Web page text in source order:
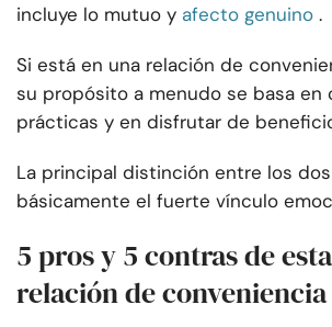
incluye lo mutuo y afecto genuino .
Si está en una relación de
su propósito a menudo se basa en
prácticas y en disfrutar de
La principal distinción entre los
básicamente el fuerte vínculo
5 pros y 5 contras de
relación de conveniencia